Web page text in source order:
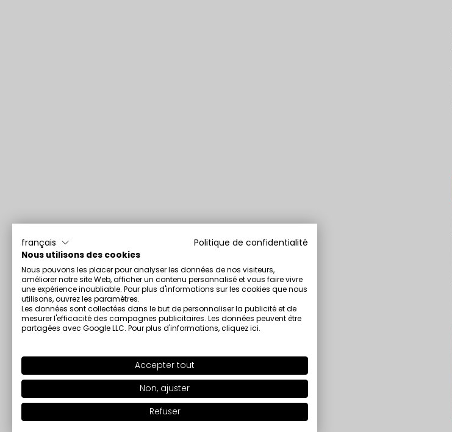
français
Politique de confidentialité
Nous utilisons des cookies
Nous pouvons les placer pour analyser les données de nos visiteurs,
améliorer notre site Web, afficher un contenu personnalisé et vous faire vivre
une expérience inoubliable. Pour plus d'informations sur les cookies que nous
utilisons, ouvrez les paramètres.
Les données sont collectées dans le but de personnaliser la publicité et de
mesurer l'efficacité des campagnes publicitaires. Les données peuvent être
partagées avec Google LLC. Pour plus d'informations,cliquez ici.
Accepter tout
Non, ajuster
Refuser